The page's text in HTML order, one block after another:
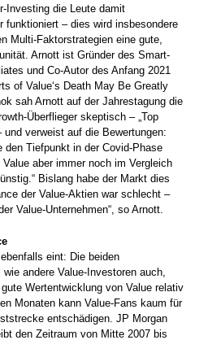
Investing die Leute damit
funktioniert – dies wird insbesondere
Multi-Faktorstrategien eine gute,
Arnott ist Gründer des Smart-
und Co-Autor des Anfang 2021
of Value‘s Death May Be Greatly
sah Arnott auf der Jahrestagung die
Überflieger skeptisch – „Top
und verweist auf die Bewertungen:
den Tiefpunkt in der Covid-Phase
aber immer noch im Vergleich
Bislang habe der Markt dies
der Value-Aktien war schlecht –
Value-Unternehmen“, so Arnott.
eint: Die beiden
andere Value-Investoren auch,
Wertentwicklung von Value relativ
Monaten kann Value-Fans kaum für
entschädigen. JP Morgan
den Zeitraum von Mitte 2007 bis